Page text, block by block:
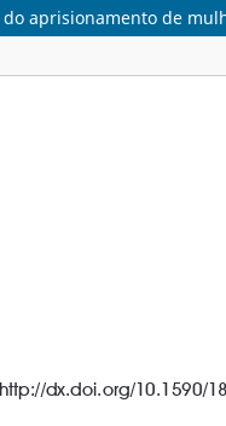
aprisionamento de